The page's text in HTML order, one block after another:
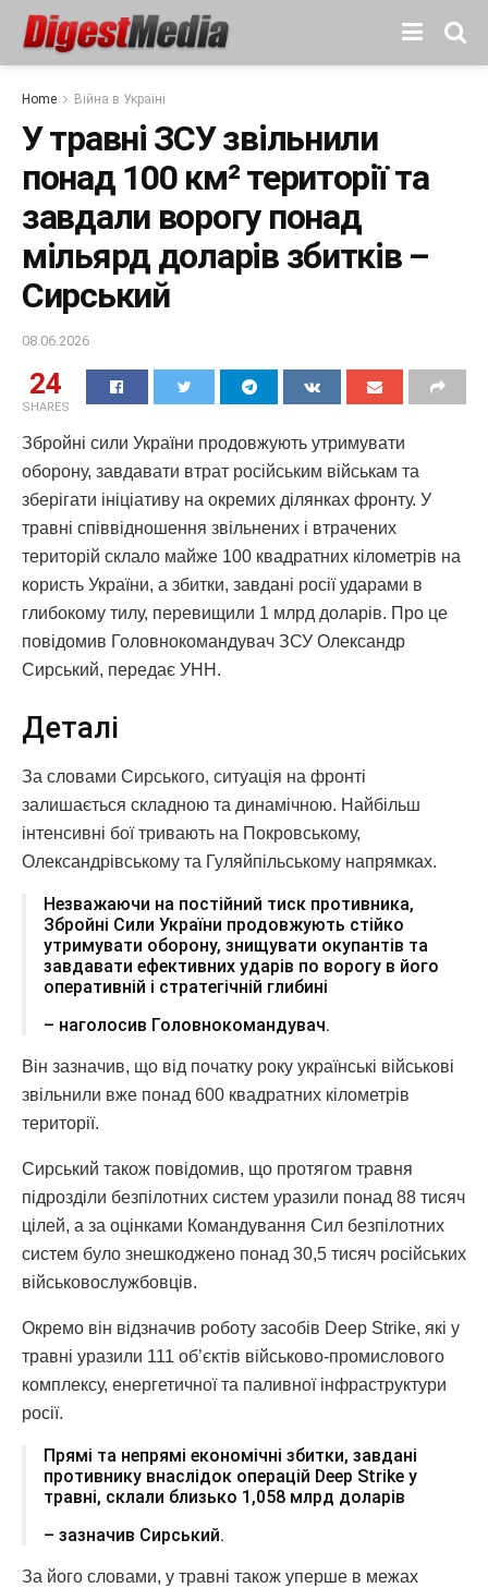
Home Війна в Україні
У травні ЗСУ звільнили
понад 100 км² території та
завдали ворогу понад
мільярд доларів збитків –
Сирський
08.06.2026
24
SHARES
Збройні сили України продовжують утримувати
оборону, завдавати втрат російським військам та
зберігати ініціативу на окремих ділянках фронту. У
травні співвідношення звільнених і втрачених
територій склало майже 100 квадратних кілометрів на
користь України, а збитки, завдані росії ударами в
глибокому тилу, перевищили 1 млрд доларів. Про це
повідомив Головнокомандувач ЗСУ Олександр
Сирський, передає УНН.
Деталі
За словами Сирського, ситуація на фронті
залишається складною та динамічною. Найбільш
інтенсивні бої тривають на Покровському,
Олександрівському та Гуляйпільському напрямках.
Незважаючи на постійний тиск противника,
Збройні Сили України продовжують стійко
утримувати оборону, знищувати окупантів та
завдавати ефективних ударів по ворогу в його
оперативній і стратегічній глибині
– наголосив Головнокомандувач.
Він зазначив, що від початку року українські військові
звільнили вже понад 600 квадратних кілометрів
території.
Сирський також повідомив, що протягом травня
підрозділи безпілотних систем уразили понад 88 тисяч
цілей, а за оцінками Командування Сил безпілотних
систем було знешкоджено понад 30,5 тисяч російських
військовослужбовців.
Окремо він відзначив роботу засобів Deep Strike, які у
травні уразили 111 об’єктів військово-промислового
комплексу, енергетичної та паливної інфраструктури
росії.
Прямі та непрямі економічні збитки, завдані
противнику внаслідок операцій Deep Strike у
травні, склали близько 1,058 млрд доларів
– зазначив Сирський.
За його словами, у травні також уперше в межах